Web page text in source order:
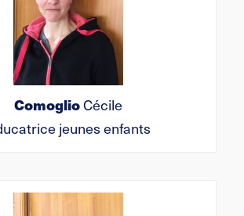
ComoglioCécile
jeunes enfants